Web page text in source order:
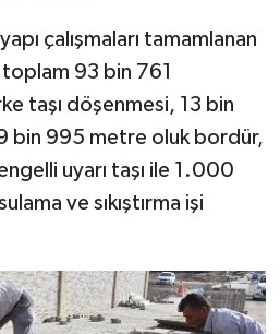
çalışmaları tamamlanan
93 bin 761
taşı döşenmesi, 13 bin
bin 995 metre oluk bordür,
uyarı taşı ile 1.000
ve sıkıştırma işi